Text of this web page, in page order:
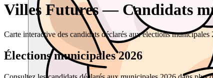
Villes Futures — Candidats
Carte interactive des candidats déclarés aux élections
Élections municipales 2026